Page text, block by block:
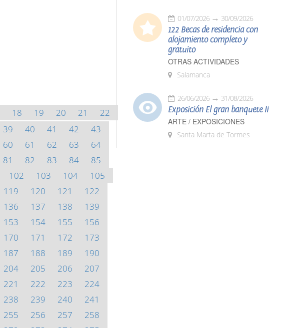
18 19 20 21
22
39 40 41 42
43
60 61 62 63
64
81 82 83 84
85
102 103 104
105
119 120 121
122
136 137 138
139
153 154 155
156
170 171 172
173
187 188 189
190
204 205 206
207
221 222 223
224
238 239 240
241
255 256 257
258
01/07/2026 30/09/2026
122 Becas de residencia con
alojamiento completo y
gratuito
OTRAS ACTIVIDADES
Salamanca
26/06/2026 31/08/2026
Exposición El gran banquete II
ARTE / EXPOSICIONES
Santa Marta de Tormes